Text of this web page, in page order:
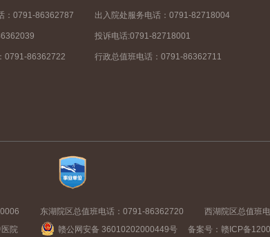
：0791-86362787
0791-86362722
出入院处服务电话：0791-82718004
投诉电话:0791-82718001
行政总值班电话：0791-86362711
东湖院区总值班电话：0791-86362720
西湖院区总值班
院
赣公网安备 36010202000449号 备案号：赣ICP备